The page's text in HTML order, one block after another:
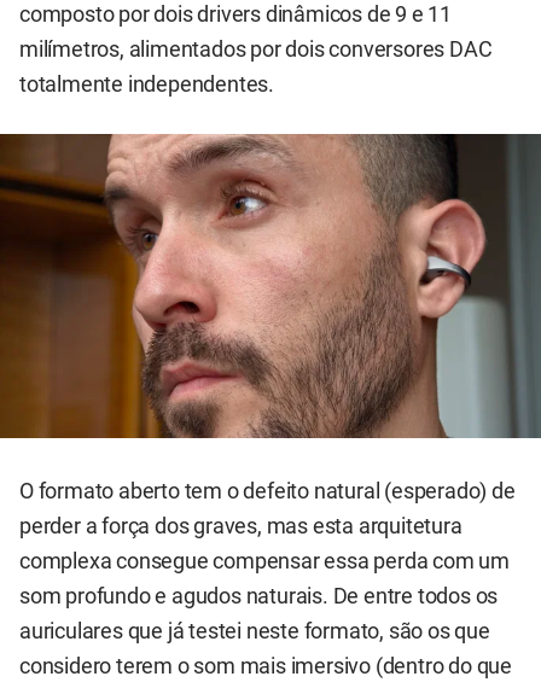
composto por dois drivers dinâmicos de 9 e 11
milímetros, alimentados por dois conversores DAC
totalmente independentes.
O formato aberto tem o defeito natural (esperado) de
perder a força dos graves, mas esta arquitetura
complexa consegue compensar essa perda com um
som profundo e agudos naturais. De entre todos os
auriculares que já testei neste formato, são os que
considero terem o som mais imersivo (dentro do que